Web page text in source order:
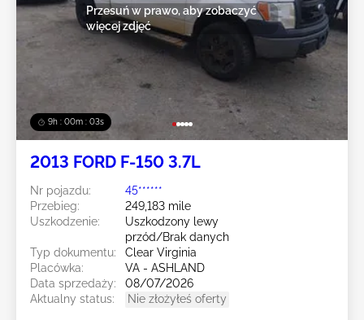
9h : 00m : 01s
Przesuń w prawo, aby zobaczyć
więcej zdjęć
2013 FORD F-150 3.7L
Nr pojazdu:
45******
Przebieg:
249,183 mile
Uszkodzenie:
Uszkodzony lewy
przód/Brak danych
Typ dokumentu:
Clear Virginia
Placówka:
VA - ASHLAND
Data sprzedaży:
08/07/2026
Aktualny status:
Nie złożyłeś oferty